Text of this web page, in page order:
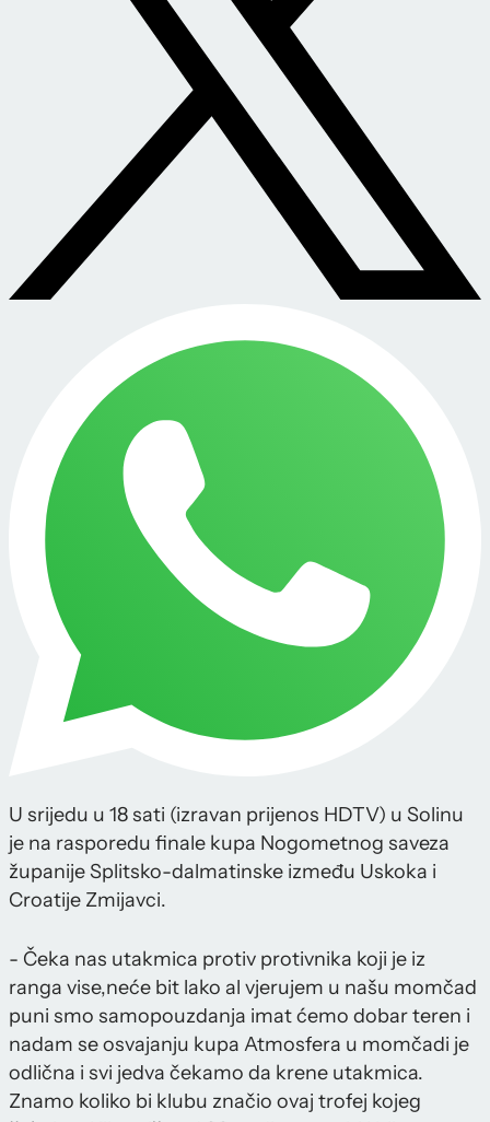
U srijedu u 18 sati (izravan prijenos HDTV) u Solinu
je na rasporedu finale kupa Nogometnog saveza
županije Splitsko-dalmatinske između Uskoka i
Croatije Zmijavci.
- Čeka nas utakmica protiv protivnika koji je iz
ranga vise,neće bit lako al vjerujem u našu momčad
puni smo samopouzdanja imat ćemo dobar teren i
nadam se osvajanju kupa Atmosfera u momčadi je
odlična i svi jedva čekamo da krene utakmica.
Znamo koliko bi klubu značio ovaj trofej kojeg